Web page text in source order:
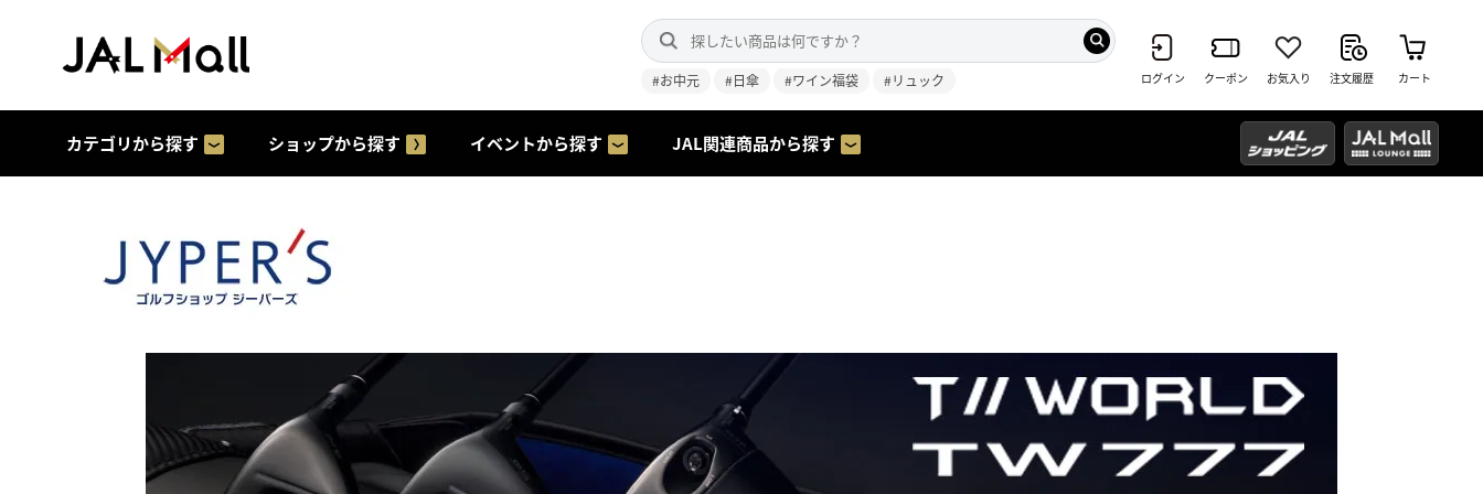
#お中元 #日傘 #ワイン福袋 #リュック ログイン クーポン お気入り 注文履歴 カート
カテゴリから探す ショップから探す イベントから探す JAL関連商品から探す